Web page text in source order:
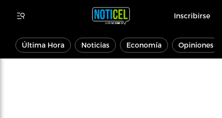
Inscribirse
Última Hora Noticias Economía Opiniones